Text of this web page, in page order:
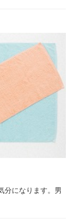
分になります。男